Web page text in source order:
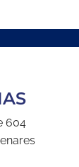
604